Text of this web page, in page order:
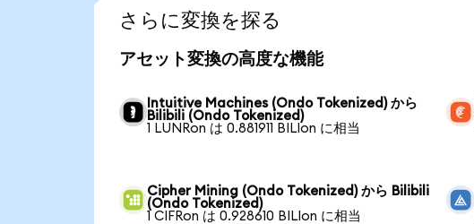
さらに変換を探る
アセット変換の高度な機能
Intuitive Machines (Ondo Tokenized) から
Bilibili (Ondo Tokenized)
1 LUNRon は 0.881911 BILIon に相当
Cipher Mining (Ondo Tokenized) から Bilibili
(Ondo Tokenized)
1 CIFRon は 0.928610 BILIon に相当